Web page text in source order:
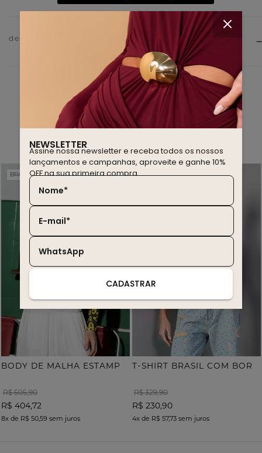
descrição do produto
BRASIL EDITION 20% OFF
R$ 505,90
R$ 404,72
8x de R$ 50,59 sem juros
WINTER SALE 30% OFF
R$ 329,90
R$ 230,90
4x de R$ 57,73 sem juros
NEWSLETTER
Assine nossa newsletter e receba todos os nossos
lançamentos e campanhas, aproveite e ganhe 10%
OFF na sua primeira compra.
Nome*
E-mail*
WhatsApp
CADASTRAR